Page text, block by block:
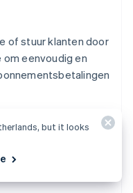
of stuur klanten door
om eenvoudig en
but it looks